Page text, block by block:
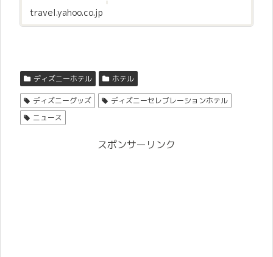
travel.yahoo.co.jp
ディズニーホテル ホテル
ディズニーグッズ
ディズニーセレブレーションホテル
ニュース
スポンサーリンク